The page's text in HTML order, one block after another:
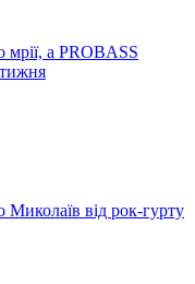
а PROBASS
від рок-гурту